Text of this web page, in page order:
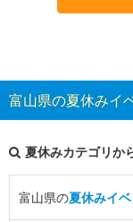
富山県の夏休みイ
夏休みカテゴリか
富山県の夏休みイ